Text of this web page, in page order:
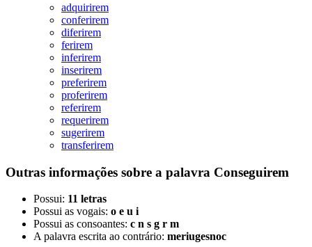
adquirirem
conferirem
diferirem
ferirem
inferirem
inserirem
preferirem
proferirem
referirem
requerirem
sugerirem
transferirem
Outras informações sobre a palavra Conseguirem
Possui: 11 letras
Possui as vogais: o e u i
Possui as consoantes: c n s g r m
A palavra escrita ao contrário: meriugesnoc